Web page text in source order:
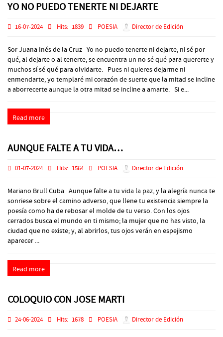
YO NO PUEDO TENERTE NI DEJARTE
16-07-2024 Hits: 1839 POESIA Director de Edición
Sor Juana Inés de la Cruz Yo no puedo tenerte ni dejarte, ni sé por
qué, al dejarte o al tenerte, se encuentra un no sé qué para quererte y
muchos sí sé qué para olvidarte. Pues ni quieres dejarme ni
enmendarte, yo templaré mi corazón de suerte que la mitad se incline
a aborrecerte aunque la otra mitad se incline a amarte. Si e...
Read more
AUNQUE FALTE A TU VIDA…
01-07-2024 Hits: 1564 POESIA Director de Edición
Mariano Brull Cuba Aunque falte a tu vida la paz, y la alegría nunca te
sonriese sobre el camino adverso, que llene tu existencia siempre la
poesía como ha de rebosar el molde de tu verso. Con los ojos
cerrados busca el mundo en ti mismo; la mujer que no has visto, la
ciudad que no existe; y, al abrirlos, tus ojos verán en espejismo
aparecer ...
Read more
COLOQUIO CON JOSE MARTI
24-06-2024 Hits: 1678 POESIA Director de Edición